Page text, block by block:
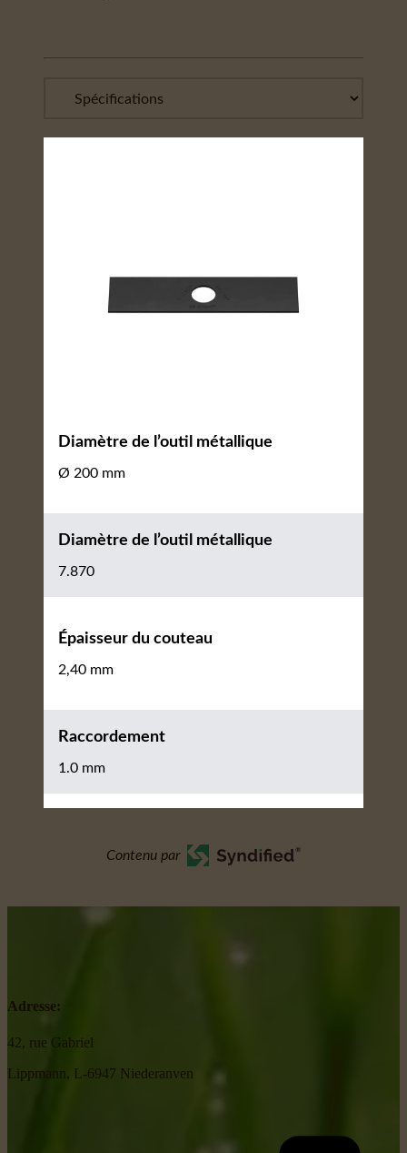
Diamètre de l’outil métallique
Ø 200 mm
Diamètre de l’outil métallique
7.870
Épaisseur du couteau
2,40 mm
Raccordement
1.0 mm
Contenu par
Adresse:
42, rue Gabriel
Lippmann, L-6947 Niederanven